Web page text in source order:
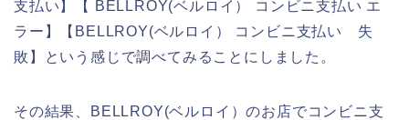
支払い】【 BELLROY(ベルロイ） コンビニ支払い エ
ラー】【BELLROY(ベルロイ） コンビニ支払い 失
敗】という感じで調べてみることにしました。
その結果、BELLROY(ベルロイ）のお店でコンビニ支